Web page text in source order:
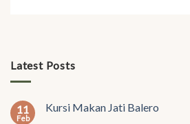
Latest Posts
11
Feb
Kursi Makan Jati Balero